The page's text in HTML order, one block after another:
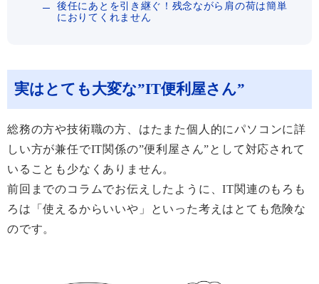
後任にあとを引き継ぐ！残念ながら肩の荷は簡単
におりてくれません
実はとても大変な”IT便利屋さん”
総務の方や技術職の方、はたまた個人的にパソコンに詳
しい方が兼任でIT関係の”便利屋さん”として対応されて
いることも少なくありません。
前回までのコラムでお伝えしたように、IT関連のもろも
ろは「使えるからいいや」といった考えはとても危険な
のです。